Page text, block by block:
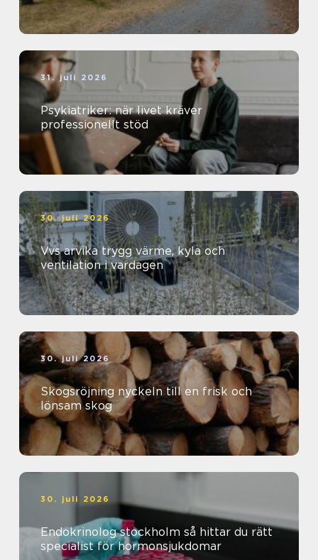
31. juli 2026
Psykiatriker: när livet kräver
professionellt stöd
30. juli 2026
Vvs arvika trygg värme, kyla och
ventilation i vardagen
30. juli 2026
Skogsröjning nyckeln till en frisk och
lönsam skog
30. juli 2026
Endokrinolog stockholm så hittar du rätt
specialist för hormonsjukdomar